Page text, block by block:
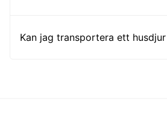
Kan jag transportera ett